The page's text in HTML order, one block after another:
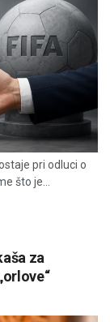
pri odluci o
što je...
za